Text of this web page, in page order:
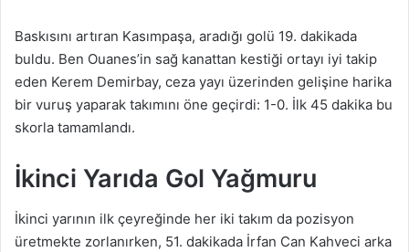
Baskısını artıran Kasımpaşa, aradığı golü 19. dakikada
buldu. Ben Ouanes’in sağ kanattan kestiği ortayı iyi takip
eden Kerem Demirbay, ceza yayı üzerinden gelişine harika
bir vuruş yaparak takımını öne geçirdi: 1-0. İlk 45 dakika bu
skorla tamamlandı.
İkinci Yarıda Gol Yağmuru
İkinci yarının ilk çeyreğinde her iki takım da pozisyon
üretmekte zorlanırken, 51. dakikada İrfan Can Kahveci arka